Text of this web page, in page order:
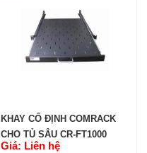
KHAY CỐ ĐỊNH COMRACK
CHO TỦ SÂU CR-FT1000
Giá: Liên hệ